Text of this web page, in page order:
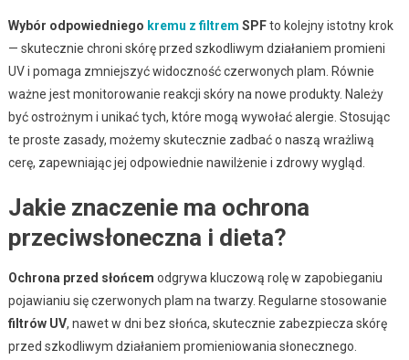
Wybór odpowiedniego kremu z filtrem SPFto kolejny istotny krok
— skutecznie chroni skórę przed szkodliwym działaniem promieni
UV i pomaga zmniejszyć widoczność czerwonych plam. Równie
ważne jest monitorowanie reakcji skóry na nowe produkty. Należy
być ostrożnym i unikać tych, które mogą wywołać alergie. Stosując
te proste zasady, możemy skutecznie zadbać o naszą wrażliwą
cerę, zapewniając jej odpowiednie nawilżenie i zdrowy wygląd.
Jakie znaczenie ma ochrona
przeciwsłoneczna i dieta?
Ochrona przed słońcem odgrywa kluczową rolę w zapobieganiu
pojawianiu się czerwonych plam na twarzy. Regularne stosowanie
filtrów UV, nawet w dni bez słońca, skutecznie zabezpiecza skórę
przed szkodliwym działaniem promieniowania słonecznego.